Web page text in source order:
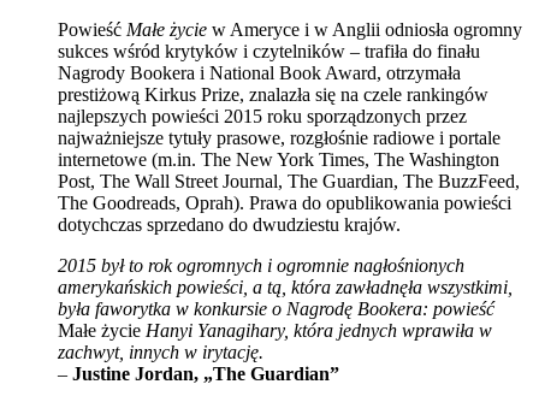
Powieść Małe życie w Ameryce i w Anglii odniosła ogromny
sukces wśród krytyków i czytelników – trafiła do finału
Nagrody Bookera i National Book Award, otrzymała
prestiżową Kirkus Prize, znalazła się na czele rankingów
najlepszych powieści 2015 roku sporządzonych przez
najważniejsze tytuły prasowe, rozgłośnie radiowe i portale
internetowe (m.in. The New York Times, The Washington
Post, The Wall Street Journal, The Guardian, The BuzzFeed,
The Goodreads, Oprah). Prawa do opublikowania powieści
dotychczas sprzedano do dwudziestu krajów.
2015 był to rok ogromnych i ogromnie nagłośnionych
amerykańskich powieści, a tą, która zawładnęła wszystkimi,
była faworytka w konkursie o Nagrodę Bookera: powieść
Małe życie Hanyi Yanagihary, która jednych wprawiła w
zachwyt, innych w irytację.
– Justine Jordan, „The Guardian”